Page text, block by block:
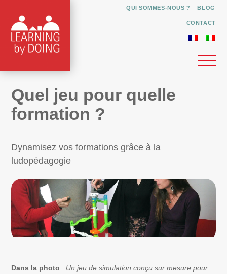
QUI SOMMES-NOUS ? BLOG
CONTACT
Quel jeu pour quelle
formation ?
Dynamisez vos formations grâce à la
ludopédagogie
Dans la photo : Un jeu de simulation conçu sur mesure pour